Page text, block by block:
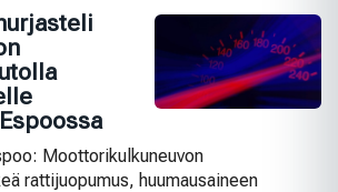
Moottorikulkuneuvon
rattijuopumus, huumausaineen